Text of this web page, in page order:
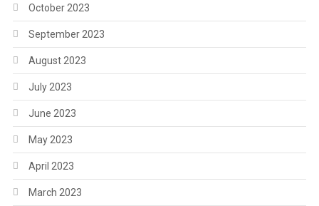
October 2023
September 2023
August 2023
July 2023
June 2023
May 2023
April 2023
March 2023